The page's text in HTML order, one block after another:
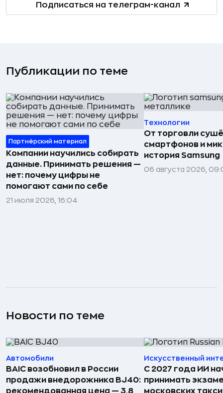
Подписаться на телеграм-канал
Публикации по теме
Партнёрский материал
Компании научились собирать
данные. Принимать решения —
нет: почему цифры не
помогают сами по себе
21 июля 2026, 16:04
Технологии
От торговли
смартфонов и
история Samsung
06 августа 2026,
Новости по теме
Автомобили
BAIC возобновил в России
продажи внедорожника BJ40:
рекомендованная цена — 3,8
Искусственный
С 2027 года ИИ
принимать
московских